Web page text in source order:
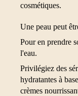
cosmétiques.
Une peau peut
Pour en prendre
l'eau.
Privilégiez des
hydratantes à
crèmes